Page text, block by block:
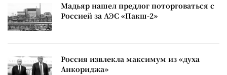
Мадьяр нашел предлог поторговаться с
Россией за АЭС «Пакш-2»
Россия извлекла максимум из «духа
Анкориджа»